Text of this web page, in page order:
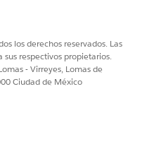
los derechos reservados. Las
respectivos propietarios.
- Virreyes, Lomas de
Ciudad de México